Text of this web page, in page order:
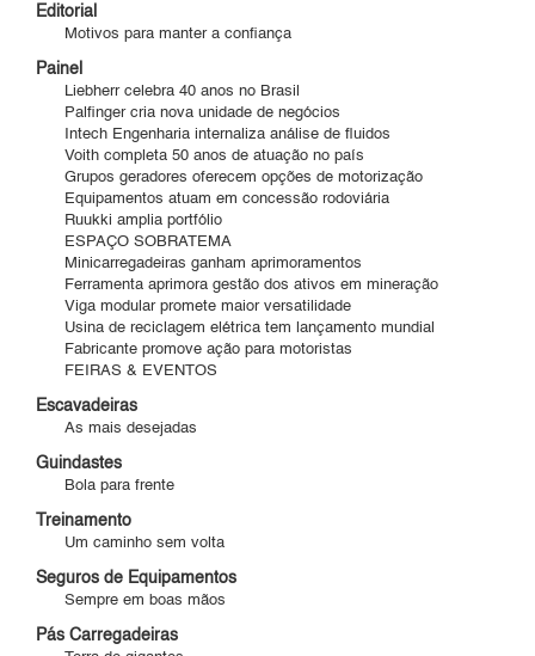
Editorial
Motivos para manter a confiança
Painel
Liebherr celebra 40 anos no Brasil
Palfinger cria nova unidade de negócios
Intech Engenharia internaliza análise de fluidos
Voith completa 50 anos de atuação no país
Grupos geradores oferecem opções de motorização
Equipamentos atuam em concessão rodoviária
Ruukki amplia portfólio
ESPAÇO SOBRATEMA
Minicarregadeiras ganham aprimoramentos
Ferramenta aprimora gestão dos ativos em mineração
Viga modular promete maior versatilidade
Usina de reciclagem elétrica tem lançamento mundial
Fabricante promove ação para motoristas
FEIRAS & EVENTOS
Escavadeiras
As mais desejadas
Guindastes
Bola para frente
Treinamento
Um caminho sem volta
Seguros de Equipamentos
Sempre em boas mãos
Pás Carregadeiras